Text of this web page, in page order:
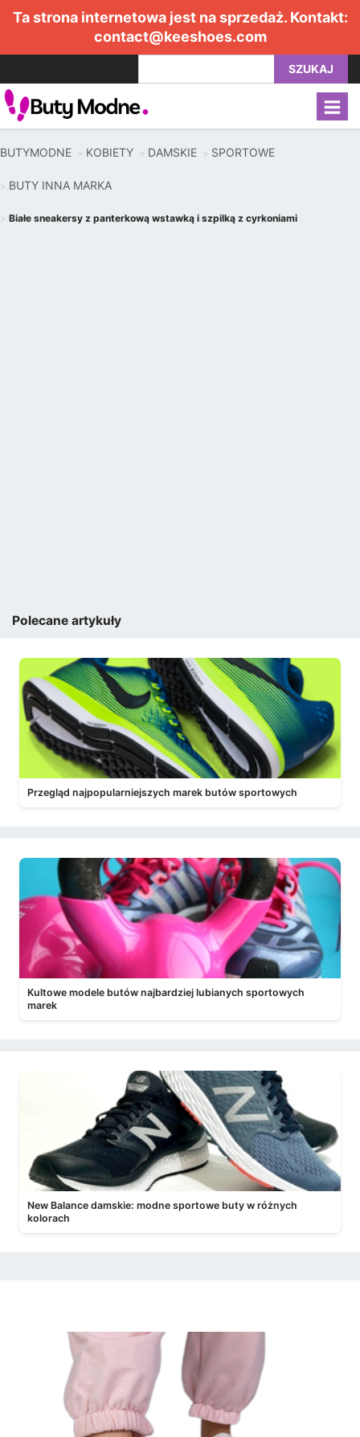
Ta strona internetowa jest na sprzedaż. Kontakt:
contact@keeshoes.com
SZUKAJ
BUTYMODNE KOBIETY DAMSKIE SPORTOWE
BUTY INNA MARKA
Białe sneakersy z panterkową wstawką i szpilką z cyrkoniami
Polecane artykuły
Przegląd najpopularniejszych marek butów sportowych
Kultowe modele butów najbardziej lubianych sportowych
marek
New Balance damskie: modne sportowe buty w różnych
kolorach